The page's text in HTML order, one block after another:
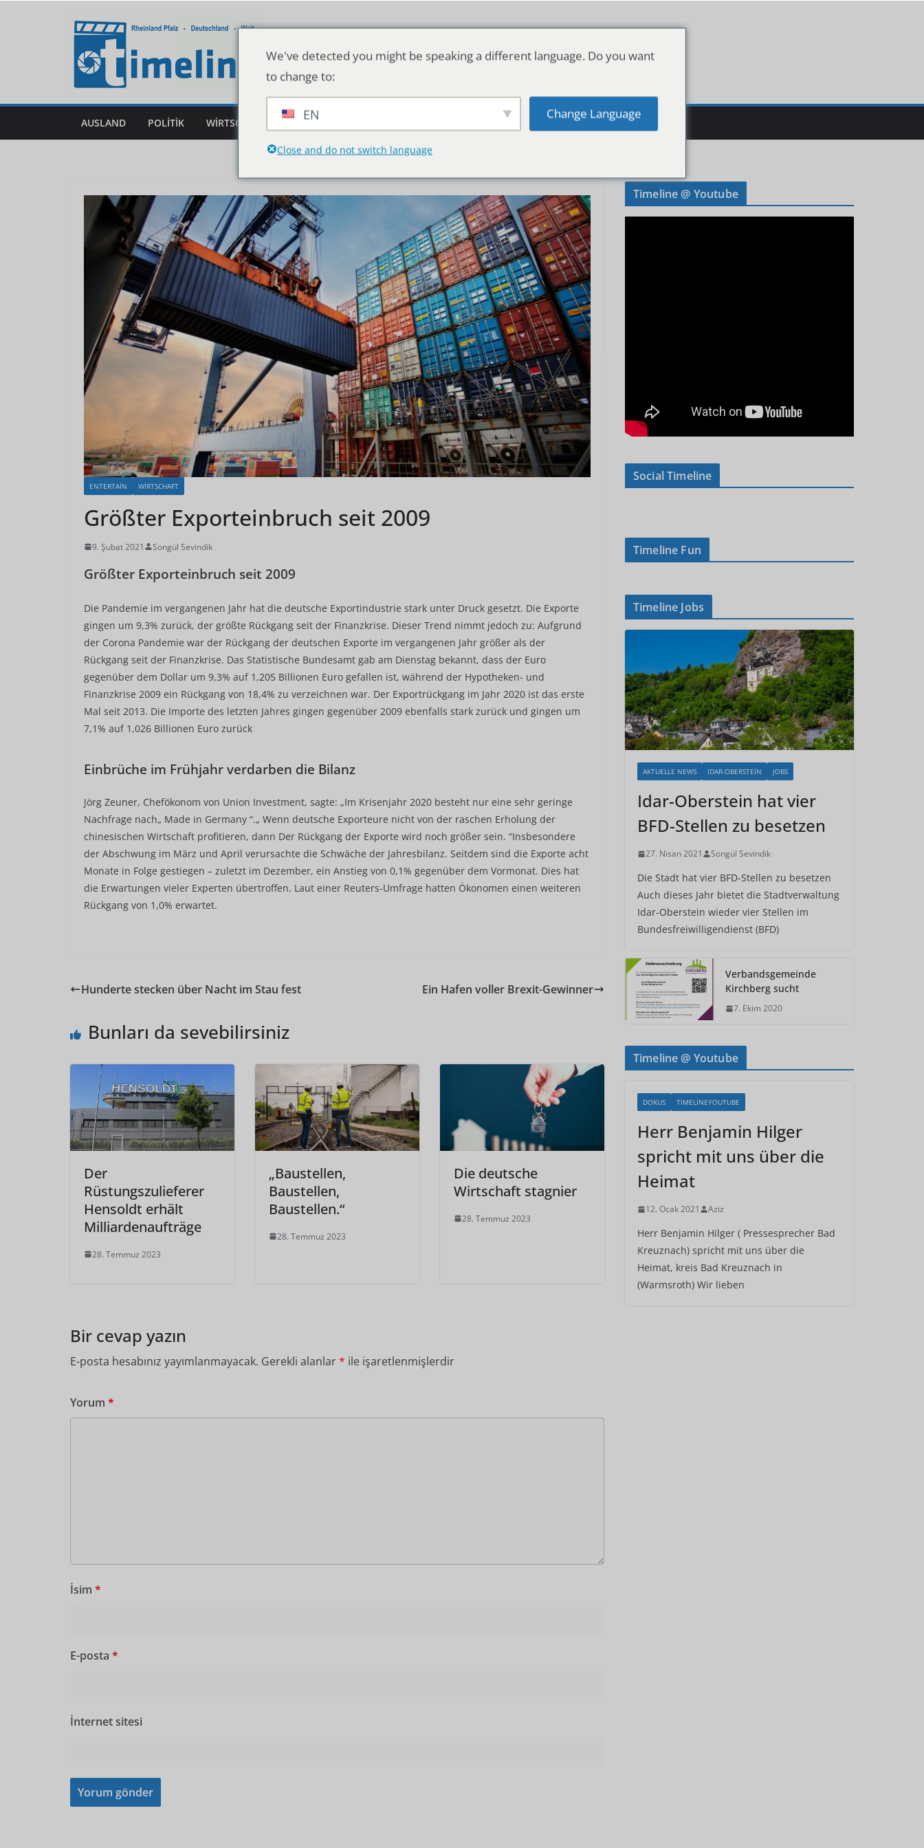
AUSLAND POLITIK WIRTSCHAFT DEUTSCHLAND & WELT
ENTERTAIN WIRTSCHAFT
Größter Exporteinbruch seit 2009
9. Şubat 2021 Songül Sevindik
Größter Exporteinbruch seit 2009
Die Pandemie im vergangenen Jahr hat die deutsche Exportindustrie stark unter Druck gesetzt. Die Exporte
gingen um 9,3% zurück, der größte Rückgang seit der Finanzkrise. Dieser Trend nimmt jedoch zu: Aufgrund
der Corona Pandemie war der Rückgang der deutschen Exporte im vergangenen Jahr größer als der
Rückgang seit der Finanzkrise. Das Statistische Bundesamt gab am Dienstag bekannt, dass der Euro
gegenüber dem Dollar um 9,3% auf 1,205 Billionen Euro gefallen ist, während der Hypotheken- und
Finanzkrise 2009 ein Rückgang von 18,4% zu verzeichnen war. Der Exportrückgang im Jahr 2020 ist das erste
Mal seit 2013. Die Importe des letzten Jahres gingen gegenüber 2009 ebenfalls stark zurück und gingen um
7,1% auf 1,026 Billionen Euro zurück
Einbrüche im Frühjahr verdarben die Bilanz
Jörg Zeuner, Chefökonom von Union Investment, sagte: „Im Krisenjahr 2020 besteht nur eine sehr geringe
Nachfrage nach„ Made in Germany “.„ Wenn deutsche Exporteure nicht von der raschen Erholung der
chinesischen Wirtschaft profitieren, dann Der Rückgang der Exporte wird noch größer sein. “Insbesondere
der Abschwung im März und April verursachte die Schwäche der Jahresbilanz. Seitdem sind die Exporte acht
Monate in Folge gestiegen – zuletzt im Dezember, ein Anstieg von 0,1% gegenüber dem Vormonat. Dies hat
die Erwartungen vieler Experten übertroffen. Laut einer Reuters-Umfrage hatten Ökonomen einen weiteren
Rückgang von 1,0% erwartet.
Hunderte stecken über Nacht im Stau fest Ein Hafen voller Brexit-Gewinner
Bunları da sevebilirsiniz
Der
Rüstungszulieferer
Hensoldt erhält
Milliardenaufträge
28. Temmuz 2023
„Baustellen,
Baustellen,
Baustellen.“
28. Temmuz 2023
Die deutsche
Wirtschaft stagnier
28. Temmuz 2023
Bir cevap yazın
E-posta hesabınız yayımlanmayacak. Gerekli alanlar* ile işaretlenmişlerdir
Yorum *
İsim *
E-posta *
İnternet sitesi
Timeline @ Youtube
Social Timeline
Timeline Fun
Timeline Jobs
AKTUELLE NEWS IDAR-OBERSTEIN JOBS
Idar-Oberstein hat vier
BFD-Stellen zu besetzen
27. Nisan 2021 Songül Sevindik
Die Stadt hat vier BFD-Stellen zu besetzen
Auch dieses Jahr bietet die Stadtverwaltung
Idar-Oberstein wieder vier Stellen im
Bundesfreiwilligendienst (BFD)
Verbandsgemeinde
Kirchberg sucht
7. Ekim 2020
Timeline @ Youtube
DOKUS TIMELINEYOUTUBE
Herr Benjamin Hilger
spricht mit uns über die
Heimat
12. Ocak 2021 Aziz
Herr Benjamin Hilger ( Pressesprecher Bad
Kreuznach) spricht mit uns über die
Heimat, kreis Bad Kreuznach in
(Warmsroth) Wir lieben
We've detected you might be speaking a different language. Do you want
to change to:
EN Change Language
Close and do not switch language